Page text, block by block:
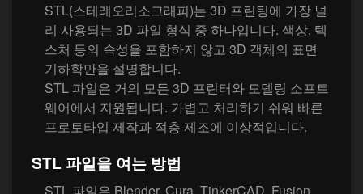
STL(스테레오리소그래피)는 3D 프린팅에 가장 널
리 사용되는 3D 파일 형식 중 하나입니다. 색상, 텍
스처 등의 속성을 포함하지 않고 3D 객체의 표면
기하학만을 설명합니다.
STL 파일은 거의 모든 3D 프린터와 모델링 소프트
웨어에서 지원됩니다. 가볍고 처리하기 쉬워 빠른
프로토타입 제작과 적층 제조에 이상적입니다.
STL 파일을 여는 방법